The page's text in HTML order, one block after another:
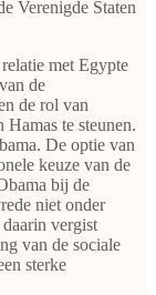
Verenigde Staten
met Egypte
de
de rol van
te steunen.
De optie van
keuze van de
bij de
niet onder
vergist
van de sociale
sterke